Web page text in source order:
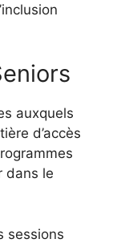
auxquels
d’accès
dans le
sessions